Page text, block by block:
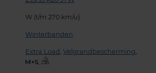
W (t/m 270 km/u)
Winterbanden
Extra Load , Velgrandbescherming,
,